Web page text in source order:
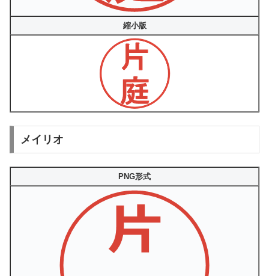
縮小版
メイリオ
PNG形式